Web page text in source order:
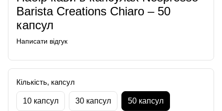
Barista Creations Chiaro – 50
капсул
Написати відгук
Кількість, капсул
10 капсул 30 капсул 50 капсул